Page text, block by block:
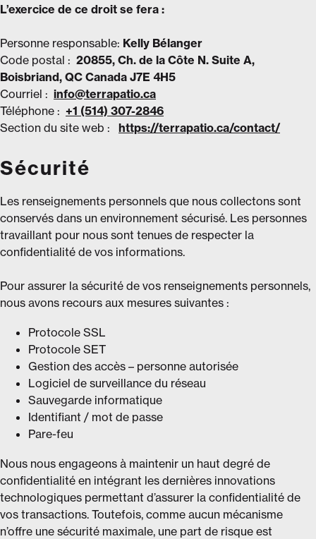
L’exercice de ce droit se fera :
Personne responsable: Kelly Bélanger
Code postal : 20855, Ch. de la Côte N. Suite A,
Boisbriand, QC Canada J7E 4H5
Courriel : info@terrapatio.ca
Téléphone : +1 (514) 307-2846
Section du site web : https://terrapatio.ca/contact/
Sécurité
Les renseignements personnels que nous collectons sont
conservés dans un environnement sécurisé. Les personnes
travaillant pour nous sont tenues de respecter la
confidentialité de vos informations.
Pour assurer la sécurité de vos renseignements personnels,
nous avons recours aux mesures suivantes :
Protocole SSL
Protocole SET
Gestion des accès – personne autorisée
Logiciel de surveillance du réseau
Sauvegarde informatique
Identifiant / mot de passe
Pare-feu
Nous nous engageons à maintenir un haut degré de
confidentialité en intégrant les dernières innovations
technologiques permettant d’assurer la confidentialité de
vos transactions. Toutefois, comme aucun mécanisme
n’offre une sécurité maximale, une part de risque est